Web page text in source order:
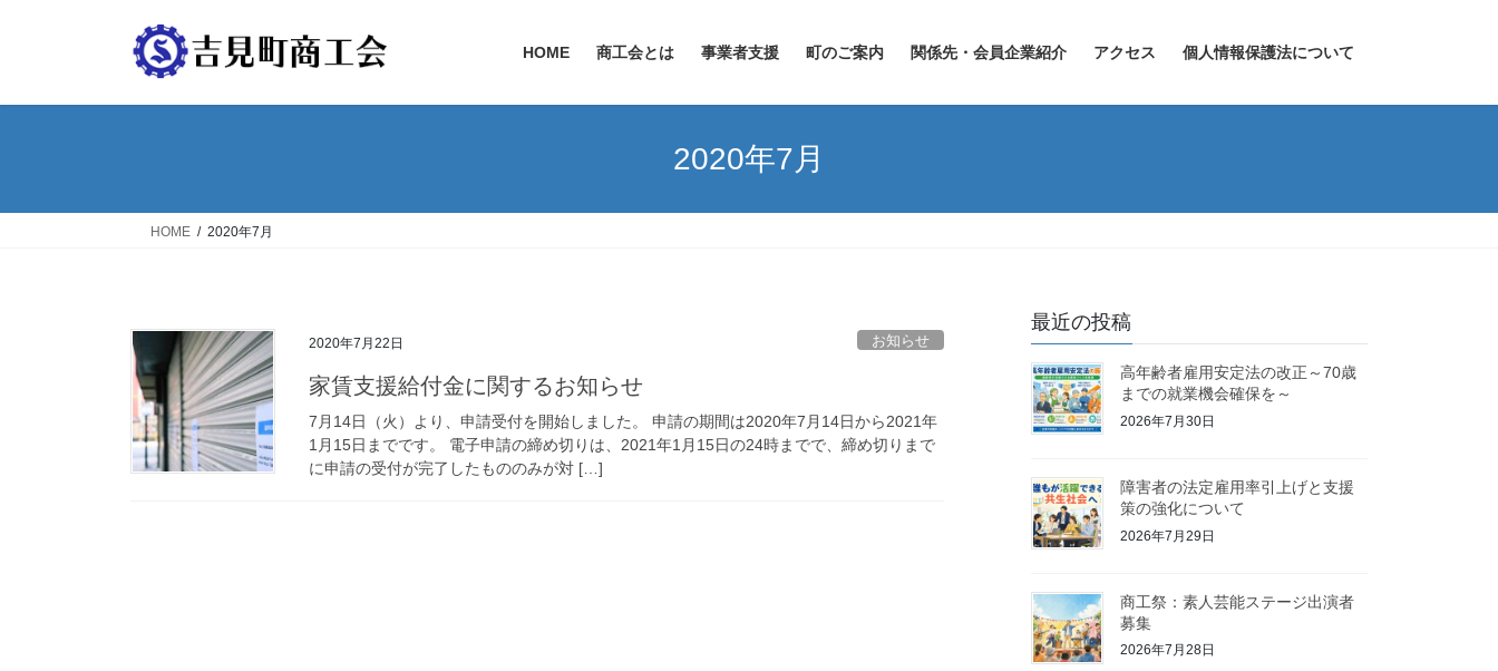
HOME 商工会とは 事業者支援 町のご案内 関係先・会員企業紹介 アクセス 個人情報保護法について
2020年7月
HOME 2020年7月
2020年7月22日 お知らせ
家賃支援給付金に関するお知らせ
7月14日（火）より、申請受付を開始しました。 申請の期間は2020年7月14日から2021年
1月15日までです。 電子申請の締め切りは、2021年1月15日の24時までで、締め切りまで
に申請の受付が完了したもののみが対 […]
最近の投稿
高年齢者雇用安定法の改正～70歳
までの就業機会確保を～
2026年7月30日
障害者の法定雇用率引上げと支援
策の強化について
2026年7月29日
商工祭：素人芸能ステージ出演者
募集
2026年7月28日